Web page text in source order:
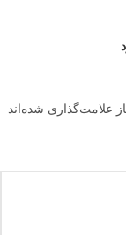
علامت‌گذاری شده‌اند